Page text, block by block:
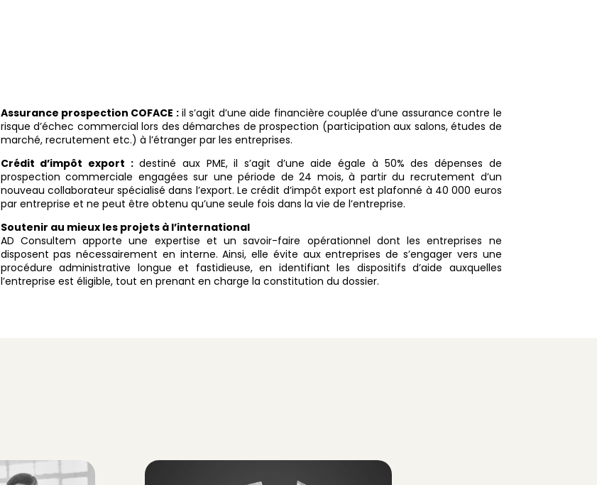
Assurance prospection COFACE :il s’agit d’une aide financière couplée d’une assurance contre le
risque d’échec commercial lors des démarches de prospection (participation aux salons, études de
marché, recrutement etc.) à l’étranger par les entreprises.
Crédit d’impôt export :destiné aux PME, il s’agit d’une aide égale à 50% des dépenses de
prospection commerciale engagées sur une période de 24 mois, à partir du recrutement d’un
nouveau collaborateur spécialisé dans l’export. Le crédit d’impôt export est plafonné à 40 000 euros
par entreprise et ne peut être obtenu qu’une seule fois dans la vie de l’entreprise.
Soutenir au mieux les projets à l’international
AD Consultem apporte une expertise et un savoir-faire opérationnel dont les entreprises ne
disposent pas nécessairement en interne. Ainsi, elle évite aux entreprises de s’engager vers une
procédure administrative longue et fastidieuse, en identifiant les dispositifs d’aide auxquelles
l’entreprise est éligible, tout en prenant en charge la constitution du dossier.